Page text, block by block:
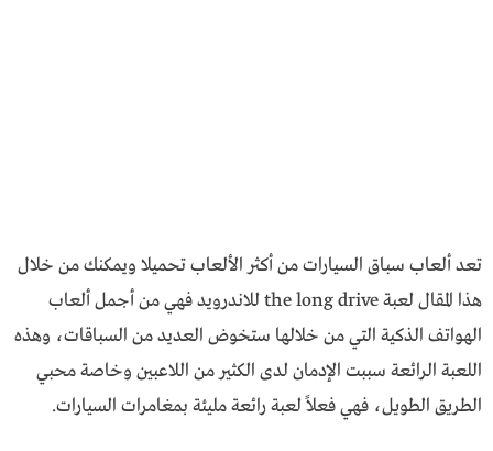
تعد ألعاب سباق السيارات من أكثر الألعاب تحميلا ويمكنك من خلال
هذا المقال لعبة the long drive للاندرويد فهي من أجمل ألعاب
الهواتف الذكية التي من خلالها ستخوض العديد من السباقات، وهذه
اللعبة الرائعة سببت الإدمان لدى الكثير من اللاعبين وخاصة محبي
الطريق الطويل، فهي فعلاً لعبة رائعة مليئة بمغامرات السيارات.